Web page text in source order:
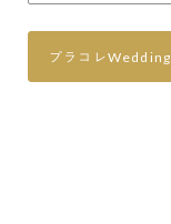
プラコレWedding